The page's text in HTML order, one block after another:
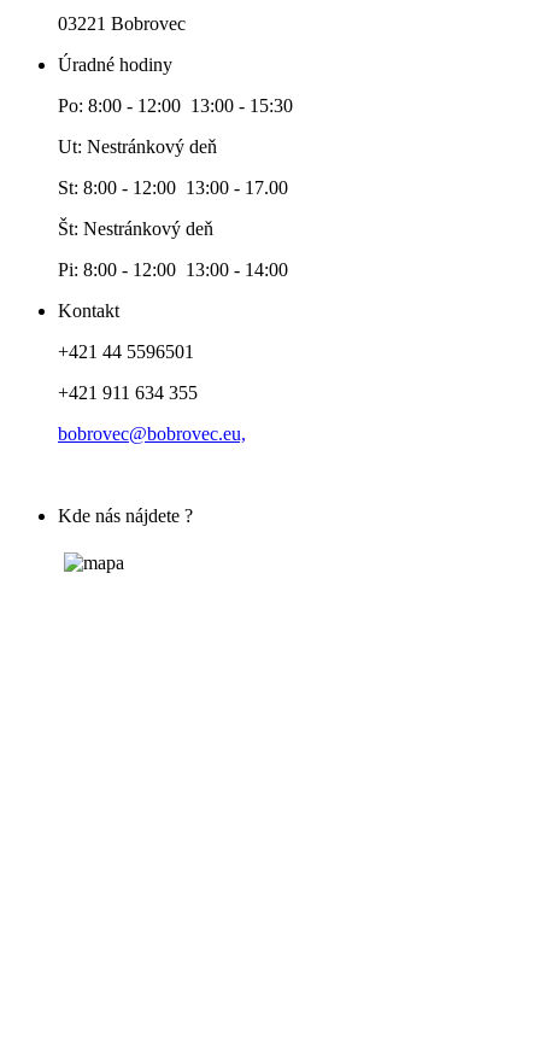
03221 Bobrovec
Úradné hodiny
Po: 8:00 - 12:00 13:00 - 15:30
Ut: Nestránkový deň
St: 8:00 - 12:00 13:00 - 17.00
Št: Nestránkový deň
Pi: 8:00 - 12:00 13:00 - 14:00
Kontakt
+421 44 5596501
+421 911 634 355
bobrovec@bobrovec.eu,
Kde nás nájdete ?